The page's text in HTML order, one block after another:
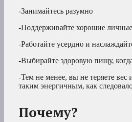
-Занимайтесь разумно
-Поддерживайте хорошие
-Работайте усердно и
-Выбирайте здоровую пищу,
-Тем не менее, вы не теряете вес
таким энергичным, как
Почему?